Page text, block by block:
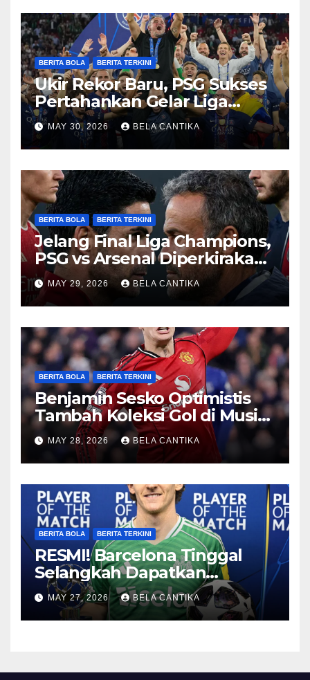
BERITA BOLA BERITA TERKINI
Ukir Rekor Baru, PSG Sukses
Pertahankan Gelar Liga
Champions
MAY 30, 2026 BELA CANTIKA
BERITA BOLA BERITA TERKINI
Jelang Final Liga Champions,
PSG vs Arsenal Diperkirakan
Sengit
MAY 29, 2026 BELA CANTIKA
BERITA BOLA BERITA TERKINI
Benjamin Sesko Optimistis
Tambah Koleksi Gol di Musim
2026/27
MAY 28, 2026 BELA CANTIKA
BERITA BOLA BERITA TERKINI
RESMI! Barcelona Tinggal
Selangkah Dapatkan
Anthony Gordon
MAY 27, 2026 BELA CANTIKA